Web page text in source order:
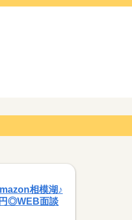
相模湖♪
◎WEB面談